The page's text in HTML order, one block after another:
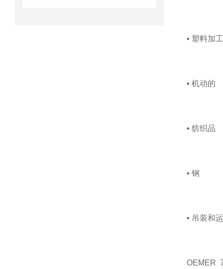
▪ 塑料加工
▪ 机动的
▪ 纺织品
▪ 钢
▪ 吊装和
OEMER